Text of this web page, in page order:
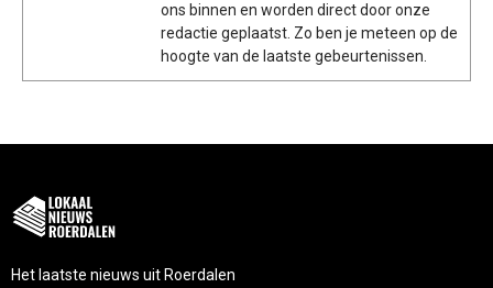
ons binnen en worden direct door onze
redactie geplaatst. Zo ben je meteen op de
hoogte van de laatste gebeurtenissen.
Het laatste nieuws uit Roerdalen